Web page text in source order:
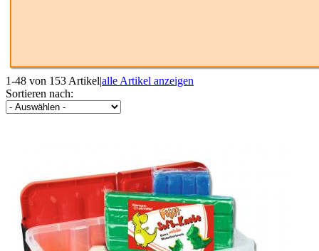
1-48 von 153 Artikel|alle Artikel anzeigen
Sortieren nach: